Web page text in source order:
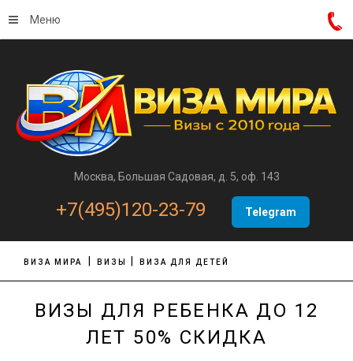
Москва, Большая Садовая, д. 5, оф. 143
+7(495)120-23-79 Telegram
Меню
ВИЗА МИРА ВИЗЫ ВИЗА ДЛЯ ДЕТЕЙ
ВИЗЫ ДЛЯ РЕБЕНКА ДО 12
ЛЕТ 50% СКИДКА